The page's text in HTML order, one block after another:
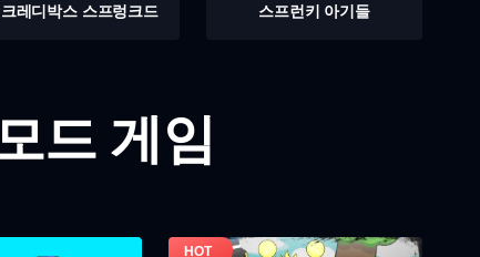
레디박스 스프렁크드 스프런키 아기들
드 게임